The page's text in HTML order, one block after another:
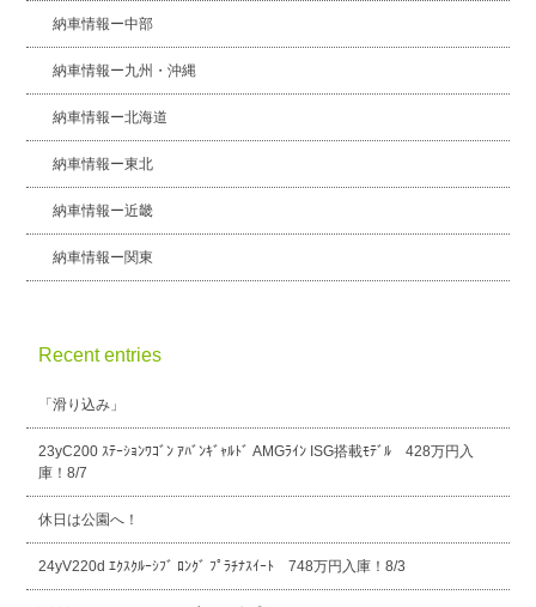
納車情報ー中部
納車情報ー九州・沖縄
納車情報ー北海道
納車情報ー東北
納車情報ー近畿
納車情報ー関東
Recent entries
「滑り込み」
23yC200 ｽﾃｰｼｮﾝﾜｺﾞﾝ ｱﾊﾞﾝｷﾞｬﾙﾄﾞ AMGﾗｲﾝ ISG搭載ﾓﾃﾞﾙ 428万円入
庫！8/7
休日は公園へ！
24yV220d ｴｸｽｸﾙｰｼﾌﾞ ﾛﾝｸﾞ ﾌﾟﾗﾁﾅｽｲｰﾄ 748万円入庫！8/3